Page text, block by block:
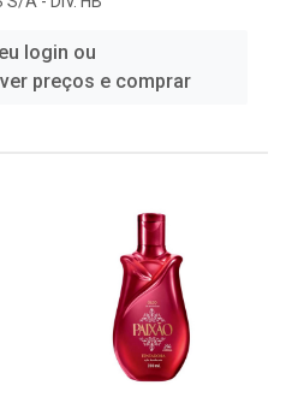
login ou
preços e comprar